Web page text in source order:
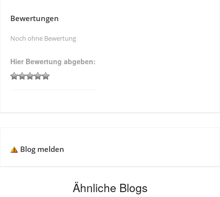
Bewertungen
Noch ohne Bewertung
Hier Bewertung abgeben:
Blog melden
Ähnliche Blogs